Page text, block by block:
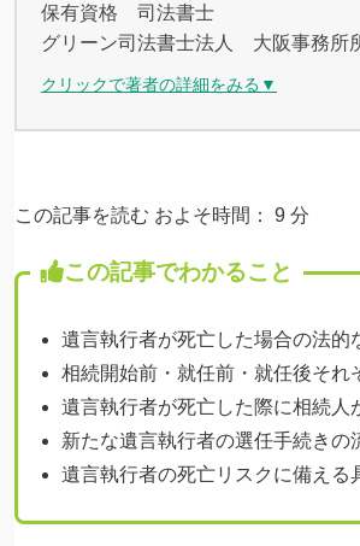
保有資格 司法書士
グリーン司法書士法人 大阪事務所
クリックで著者の詳細をみる▼
この記事を読む およそ時間： 9 分
この記事でわかること
遺言執行者が死亡した場合の法的
相続開始前・就任前・就任後それ
遺言執行者が死亡した際に相続人
新たな遺言執行者の選任手続きの
遺言執行者の死亡リスクに備える